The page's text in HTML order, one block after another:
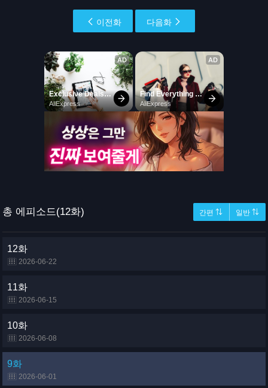
이전화 다음화
총 에피소드(12화) 간편 ⇅ 일반 ⇅
12화
2026-06-22
11화
2026-06-15
10화
2026-06-08
9화
2026-06-01